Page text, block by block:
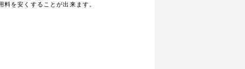
を安くすることが出来ます。